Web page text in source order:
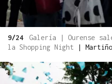
9/24
Galería | Ourense
la Shopping Night
|